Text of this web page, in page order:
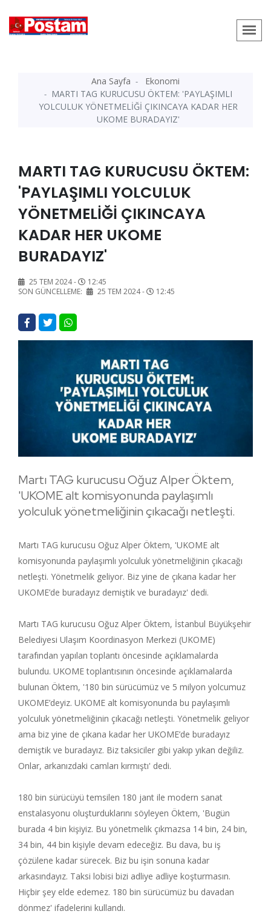
Ana Sayfa
Ekonomi
MARTI TAG KURUCUSU ÖKTEM: 'PAYLAŞIMLI
YOLCULUK YÖNETMELİĞİ ÇIKINCAYA KADAR HER
UKOME BURADAYIZ'
MARTI TAG KURUCUSU ÖKTEM:
'PAYLAŞIMLI YOLCULUK
YÖNETMELİĞİ ÇIKINCAYA
KADAR HER UKOME
BURADAYIZ'
25 TEM 2024 -
12:45
SON GÜNCELLEME:
25 TEM 2024 - 12:45
Martı TAG kurucusu Oğuz Alper Öktem,
'UKOME alt komisyonunda paylaşımlı
yolculuk yönetmeliğinin çıkacağı netleşti.
Martı TAG kurucusu Oğuz Alper Öktem, 'UKOME alt
komisyonunda paylaşımlı yolculuk yönetmeliğinin çıkacağı
netleşti. Yönetmelik geliyor. Biz yine de çıkana kadar her
UKOME’de buradayız demiştik ve buradayız' dedi.
Martı TAG kurucusu Oğuz Alper Öktem, İstanbul Büyükşehir
Belediyesi Ulaşım Koordinasyon Merkezi (UKOME)
tarafından yapılan toplantı öncesinde açıklamalarda
bulundu. UKOME toplantısının öncesinde açıklamalarda
bulunan Öktem, '180 bin sürücümüz ve 5 milyon yolcumuz
UKOME’deyiz. UKOME alt komisyonunda bu paylaşımlı
yolculuk yönetmeliğinin çıkacağı netleşti. Yönetmelik geliyor
ama biz yine de çıkana kadar her UKOME’de buradayız
demiştik ve buradayız. Biz taksiciler gibi yakıp yıkan değiliz.
Onlar, arkanızdaki camları kırmıştı' dedi.
180 bin sürücüyü temsilen 180 jant ile modern sanat
enstalasyonu oluşturduklarını söyleyen Öktem, 'Bugün
burada 4 bin kişiyiz. Bu yönetmelik çıkmazsa 14 bin, 24 bin,
34 bin, 44 bin kişiyle devam edeceğiz. Bu dava, bu iş
çözülene kadar sürecek. Biz bu işin sonuna kadar
arkasındayız. Taksi lobisi bizi adliye adliye koşturmasın.
Hiçbir şey elde edemez. 180 bin sürücümüz bu davadan
dönmez' ifadelerini kullandı.